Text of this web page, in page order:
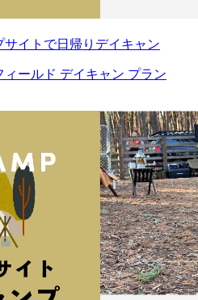
イトで日帰りデイキャン
ィールド デイキャン プラン